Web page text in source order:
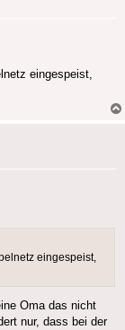
eingespeist,
eingespeist,
Oma das nicht
nur, dass bei der